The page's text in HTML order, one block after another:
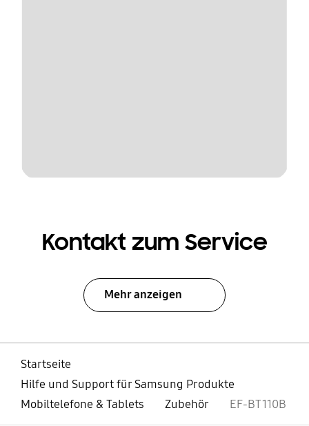
Kontakt zum Service
Mehr anzeigen
Startseite
Hilfe und Support für Samsung Produkte
Mobiltelefone & Tablets
Zubehör EF-BT110B